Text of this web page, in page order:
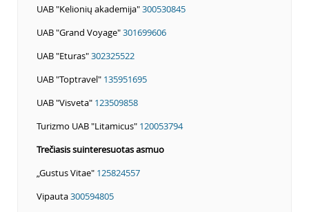
UAB "Kelionių akademija"300530845
UAB "Grand Voyage"301699606
UAB "Eturas"302325522
UAB "Toptravel" 135951695
UAB "Visveta" 123509858
Turizmo UAB "Litamicus" 120053794
Trečiasis suinteresuotas asmuo
„Gustus Vitae" 125824557
Vipauta300594805